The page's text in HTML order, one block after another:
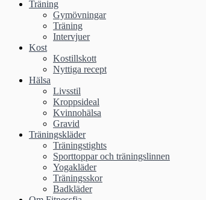
Träning
Gymövningar
Träning
Intervjuer
Kost
Kostillskott
Nyttiga recept
Hälsa
Livsstil
Kroppsideal
Kvinnohälsa
Gravid
Träningskläder
Träningstights
Sporttoppar och träningslinnen
Yogakläder
Träningsskor
Badkläder